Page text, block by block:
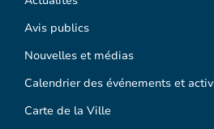
Avis publics
Nouvelles et médias
Calendrier des événements et
Carte de la Ville